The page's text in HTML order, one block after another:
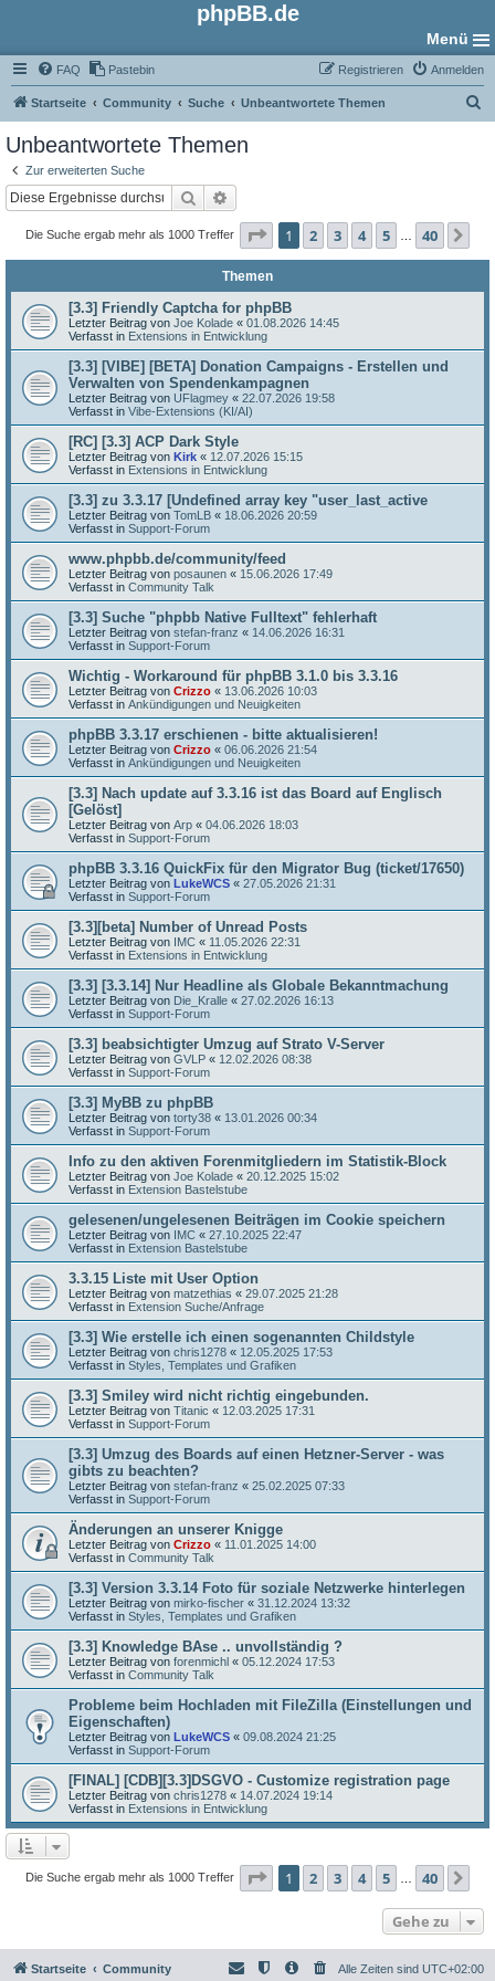
phpBB.de
Menü
FAQ Pastebin Anmelden
Registrieren
Startseite Community Suche Unbeantwortete Themen
Unbeantwortete Themen
Zur erweiterten Suche
Suche
Die Suche ergab mehr als 1000 Treffer Seite 1von 40
1 2 3 4 5 40
Themen
[3.3] Friendly Captcha for phpBB
Letzter Beitrag von Joe Kolade « 01.08.2026 14:45
Verfasst in Extensions in Entwicklung
[3.3] [VIBE] [BETA] Donation Campaigns - Erstellen und
Verwalten von Spendenkampagnen
Letzter Beitrag von UFlagmey « 22.07.2026 19:58
Verfasst in Vibe-Extensions (KI/AI)
[RC] [3.3] ACP Dark Style
Letzter Beitrag von Kirk « 12.07.2026 15:15
Verfasst in Extensions in Entwicklung
[3.3] zu 3.3.17 [Undefined array key "user_last_active
Letzter Beitrag von TomLB « 18.06.2026 20:59
Verfasst in Support-Forum
www.phpbb.de/community/feed
Letzter Beitrag von posaunen « 15.06.2026 17:49
Verfasst in Community Talk
[3.3] Suche "phpbb Native Fulltext" fehlerhaft
Letzter Beitrag von stefan-franz « 14.06.2026 16:31
Verfasst in Support-Forum
Wichtig - Workaround für phpBB 3.1.0 bis 3.3.16
Letzter Beitrag von Crizzo « 13.06.2026 10:03
Verfasst in Ankündigungen und Neuigkeiten
phpBB 3.3.17 erschienen - bitte aktualisieren!
Letzter Beitrag von Crizzo « 06.06.2026 21:54
Verfasst in Ankündigungen und Neuigkeiten
[3.3] Nach update auf 3.3.16 ist das Board auf Englisch
[Gelöst]
Letzter Beitrag von Arp « 04.06.2026 18:03
Verfasst in Support-Forum
phpBB 3.3.16 QuickFix für den Migrator Bug (ticket/17650)
Letzter Beitrag von LukeWCS « 27.05.2026 21:31
Verfasst in Support-Forum
[3.3][beta] Number of Unread Posts
Letzter Beitrag von IMC « 11.05.2026 22:31
Verfasst in Extensions in Entwicklung
[3.3] [3.3.14] Nur Headline als Globale Bekanntmachung
Letzter Beitrag von Die_Kralle « 27.02.2026 16:13
Verfasst in Support-Forum
[3.3] beabsichtigter Umzug auf Strato V-Server
Letzter Beitrag von GVLP « 12.02.2026 08:38
Verfasst in Support-Forum
[3.3] MyBB zu phpBB
Letzter Beitrag von torty38 « 13.01.2026 00:34
Verfasst in Support-Forum
Info zu den aktiven Forenmitgliedern im Statistik-Block
Letzter Beitrag von Joe Kolade « 20.12.2025 15:02
Verfasst in Extension Bastelstube
gelesenen/ungelesenen Beiträgen im Cookie speichern
Letzter Beitrag von IMC « 27.10.2025 22:47
Verfasst in Extension Bastelstube
3.3.15 Liste mit User Option
Letzter Beitrag von matzethias « 29.07.2025 21:28
Verfasst in Extension Suche/Anfrage
[3.3] Wie erstelle ich einen sogenannten Childstyle
Letzter Beitrag von chris1278 « 12.05.2025 17:53
Verfasst in Styles, Templates und Grafiken
[3.3] Smiley wird nicht richtig eingebunden.
Letzter Beitrag von Titanic « 12.03.2025 17:31
Verfasst in Support-Forum
[3.3] Umzug des Boards auf einen Hetzner-Server - was
gibts zu beachten?
Letzter Beitrag von stefan-franz « 25.02.2025 07:33
Verfasst in Support-Forum
Änderungen an unserer Knigge
Letzter Beitrag von Crizzo « 11.01.2025 14:00
Verfasst in Community Talk
[3.3] Version 3.3.14 Foto für soziale Netzwerke hinterlegen
Letzter Beitrag von mirko-fischer « 31.12.2024 13:32
Verfasst in Styles, Templates und Grafiken
[3.3] Knowledge BAse .. unvollständig ?
Letzter Beitrag von forenmichl « 05.12.2024 17:53
Verfasst in Community Talk
Probleme beim Hochladen mit FileZilla (Einstellungen und
Eigenschaften)
Letzter Beitrag von LukeWCS « 09.08.2024 21:25
Verfasst in Support-Forum
[FINAL] [CDB][3.3]DSGVO - Customize registration page
Letzter Beitrag von chris1278 « 14.07.2024 19:14
Verfasst in Extensions in Entwicklung
Die Suche ergab mehr als 1000 Treffer Seite 1von 40
1 2 3 4 5 40
Gehe zu
Startseite Community Alle Zeiten sind UTC+02:00